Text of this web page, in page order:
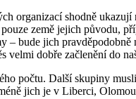
organizací shodně ukazují
země jejich původu,
– bude jich pravděpodobně
velmi dobře začlenění do
počtu. Další skupiny
jich je v Liberci,